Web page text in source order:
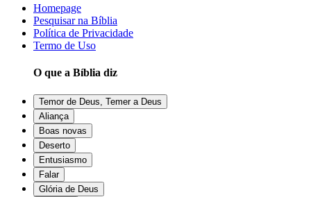
Homepage
Pesquisar na Bíblia
Política de Privacidade
Termo de Uso
O que a Bíblia diz
Temor de Deus, Temer a Deus
Aliança
Boas novas
Deserto
Entusiasmo
Falar
Glória de Deus